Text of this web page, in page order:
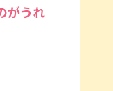
がうれ